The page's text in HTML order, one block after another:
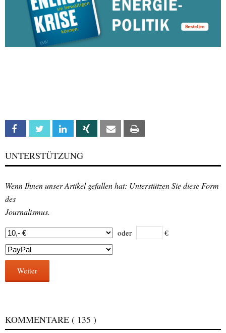
Facebook Twitter Linkedin Xing Email
UNTERSTÜTZUNG
Wenn Ihnen unser Artikel gefallen hat: Unterstützen Sie diese Form
des
Journalismus.
oder €
Weiter
KOMMENTARE ( 135 )